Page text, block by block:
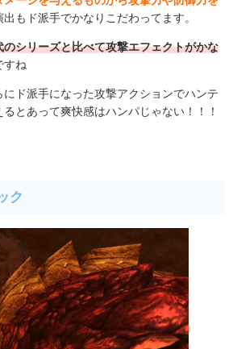
出もド派手でかなりこだわってます。
のシリーズと比べて攻撃エフェクトがかな
すね
ド派手になった攻撃アクションでハンテ
とあって爽快感はハンパじゃない！！！
ク